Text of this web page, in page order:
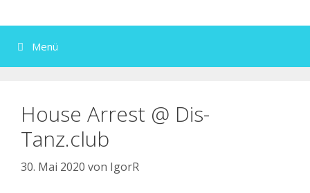
Menü
House Arrest @ Dis-
Tanz.club
30. Mai 2020 von IgorR